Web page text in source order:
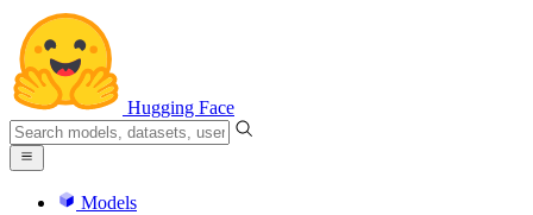
Hugging Face
Models